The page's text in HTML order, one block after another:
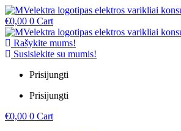
€0,00 0 Cart
Rašykite mums!
Susisiekite su mumis!
Prisijungti
Prisijungti
€0,00 0 Cart